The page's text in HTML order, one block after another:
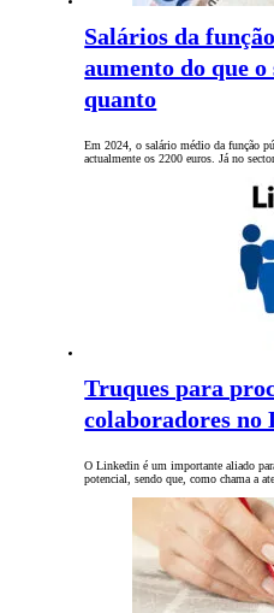
Salários da
aumento do que
quanto
Em 2024, o salário médio da função
actualmente os 2200 euros. Já no
Truques para
colaboradores no
O Linkedin é um importante aliado
potencial, sendo que, como chama a